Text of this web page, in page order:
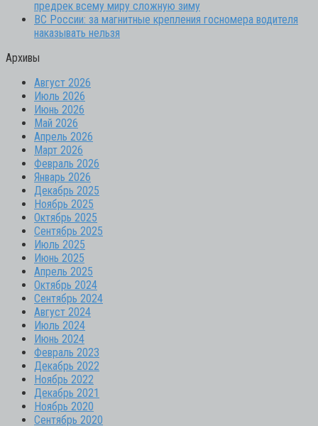
предрек всему миру сложную зиму
ВС России: за магнитные крепления госномера водителя
наказывать нельзя
Архивы
Август 2026
Июль 2026
Июнь 2026
Май 2026
Апрель 2026
Март 2026
Февраль 2026
Январь 2026
Декабрь 2025
Ноябрь 2025
Октябрь 2025
Сентябрь 2025
Июль 2025
Июнь 2025
Апрель 2025
Октябрь 2024
Сентябрь 2024
Август 2024
Июль 2024
Июнь 2024
Февраль 2023
Декабрь 2022
Ноябрь 2022
Декабрь 2021
Ноябрь 2020
Сентябрь 2020